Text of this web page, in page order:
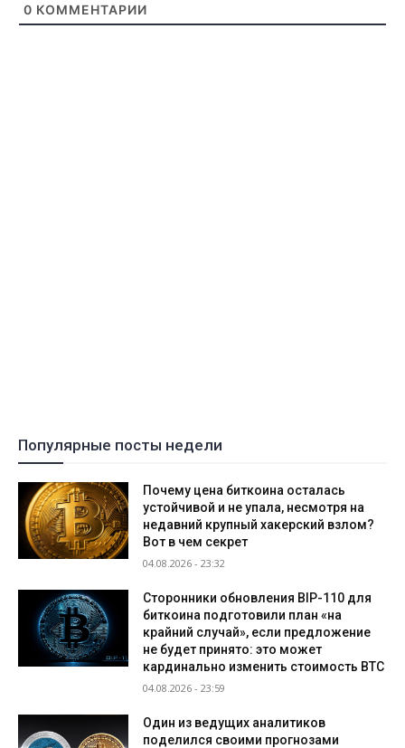
0 КОММЕНТАРИИ
Популярные посты недели
Почему цена биткоина осталась
устойчивой и не упала, несмотря на
недавний крупный хакерский взлом?
Вот в чем секрет
04.08.2026 - 23:32
Сторонники обновления BIP-110 для
биткоина подготовили план «на
крайний случай», если предложение
не будет принято: это может
кардинально изменить стоимость BTC
04.08.2026 - 23:59
Один из ведущих аналитиков
поделился своими прогнозами